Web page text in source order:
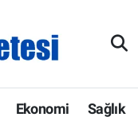
Ekonomi Sağlık